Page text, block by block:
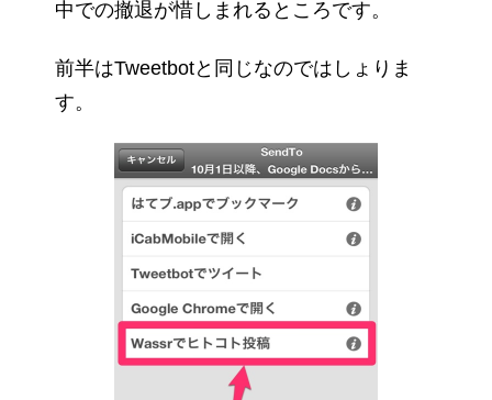
中での撤退が惜しまれるところです。
前半はTweetbotと同じなのではしょりま
す。